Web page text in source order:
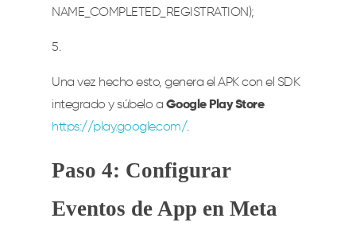
NAME_COMPLETED_REGISTRATION);
5.
Una vez hecho esto, genera el APK con el SDK
integrado y súbelo a Google Play Store
https://play.google.com/.
Paso 4: Configurar
Eventos de App en Meta